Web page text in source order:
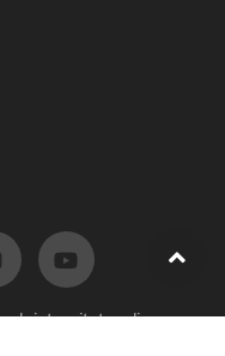
integritetspolicy